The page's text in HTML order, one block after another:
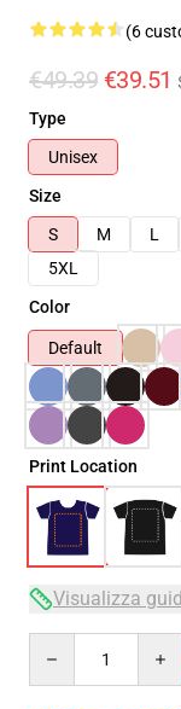
(6
€49.39 €39.51
Type
Unisex
Size
S
M L
5XL
Color
Default
Print Location
Visualizza